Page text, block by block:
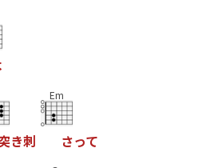
き刺
Em
さって